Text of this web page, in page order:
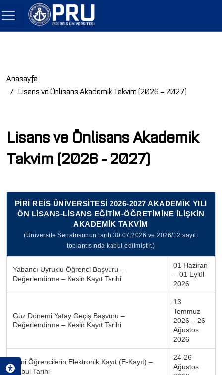
Anasayfa
Lisans ve Önlisans Akademik Takvim (2026 – 2027)
Lisans ve Önlisans Akademik
Takvim (2026 - 2027)
PİRİ REİS ÜNİVERSİTESİ 2026-2027 AKADEMİK YILI
ÖN LİSANS-LİSANS EĞİTİM-ÖĞRETİMİNE İLİŞKİN
AKADEMİK TAKVİM
(Üniversite Senatosunun tarih 30.07.2026 ve 2026/12 sayılı
toplantısında kabul edilmiştir.)
Yabancı Uyruklu Öğrenci Başvuru –
Değerlendirme – Kesin Kayıt Tarihi
01 Haziran
– 01 Eylül
2026
Güz Dönemi Yatay Geçiş Başvuru –
Değerlendirme – Kesin Kayıt Tarihi
13
Temmuz
2026 – 26
Ağustos
2026
Yeni Öğrencilerin Elektronik Kayıt (E-Kayıt) –
Kabul Tarihi
24-26
Ağustos